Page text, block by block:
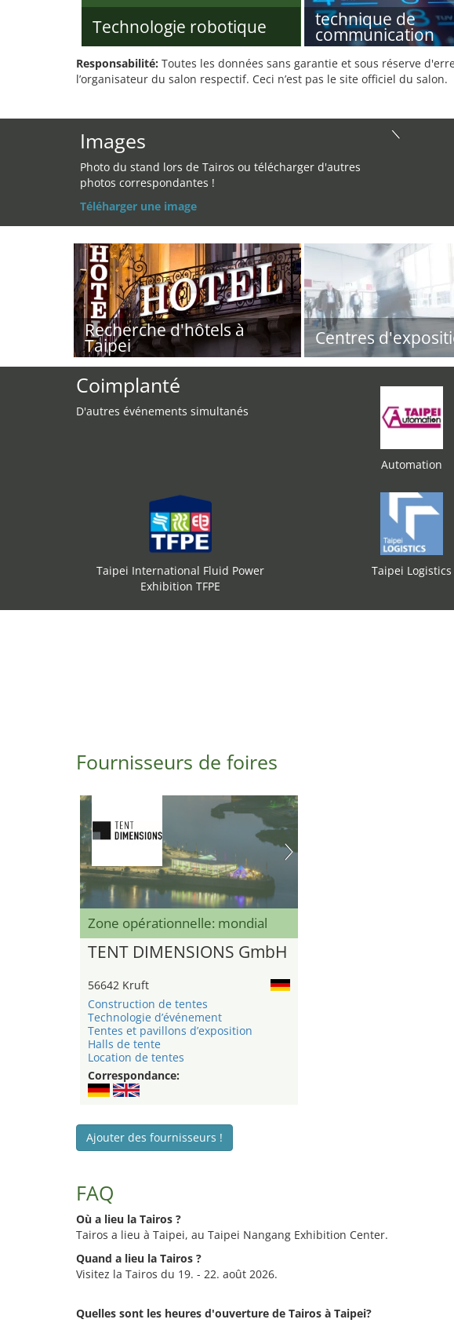
Technologie robotique technique de
communication
Responsabilité: Toutes les données sans garantie et sous réserve
l’organisateur du salon respectif. Ceci n’est pas le site officiel du salon.
Images
Photo du stand lors de Tairos ou télécharger d'autres
photos correspondantes !
Téléharger une image
Recherche d'hôtels à
Taipei Centres
Coimplanté
D'autres événements simultanés
Automation
Taipei International Fluid Power
Exhibition TFPE
Taipei Logistics
Fournisseurs de foires
Zone opérationnelle: mondial
TENT DIMENSIONS GmbH
56642 Kruft
Construction de tentes
Technologie d’événement
Tentes et pavillons d’exposition
Halls de tente
Location de tentes
Correspondance:
Ajouter des fournisseurs !
FAQ
Où a lieu la Tairos ?
Tairos a lieu à Taipei, au Taipei Nangang Exhibition Center.
Quand a lieu la Tairos ?
Visitez la Tairos du 19. - 22. août 2026.
Quelles sont les heures d'ouverture de Tairos à Taipei?